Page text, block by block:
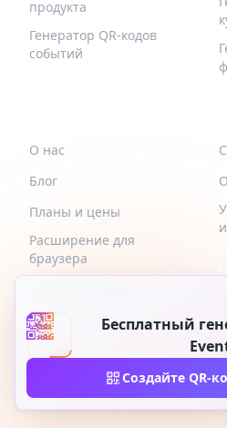
Бесплатный
Создайте QR-
продукта
Генератор QR-кодов
событий
О нас
Блог
Планы и цены
Расширение для
браузера